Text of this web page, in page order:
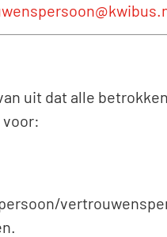
uit dat alle
voor: